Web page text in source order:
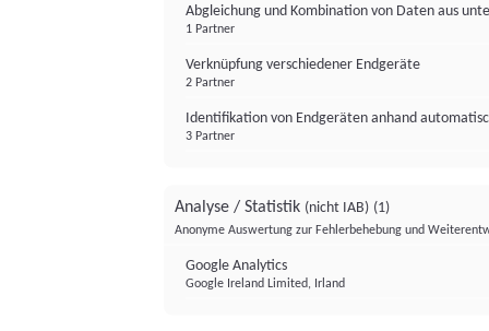
Abgleichung und Kombination von Daten aus
1 Partner
Verknüpfung verschiedener Endgeräte
2 Partner
Identifikation von Endgeräten anhand
3 Partner
Analyse / Statistik (nicht IAB) (1)
Anonyme Auswertung zur Fehlerbehebung und
Google Analytics
Google Ireland Limited, Irland